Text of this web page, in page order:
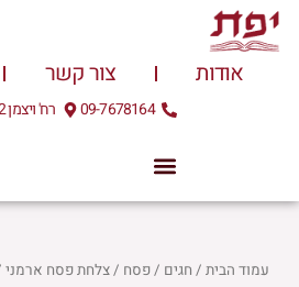
דילוג
לתוכן
אודות צור קשר
09-7678164 רח' ויצמן 132, כפר סבא
עמוד הבית/ חגים /פסח / צלחת פסח ארמני 27 ס"מ ללא בומצים